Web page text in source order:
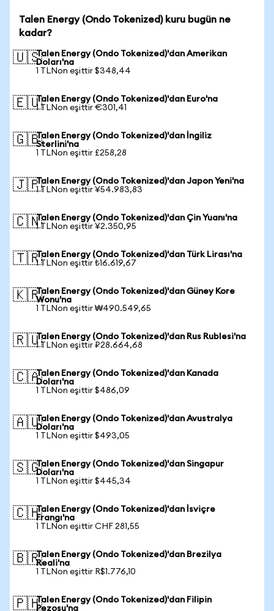
Talen Energy (Ondo Tokenized) kuru bugün ne
kadar?
🇺🇸Talen Energy (Ondo Tokenized)'dan Amerikan
Doları'na
1 TLNon eşittir $348,44
🇪🇺Talen Energy (Ondo Tokenized)'dan Euro'na
1 TLNon eşittir €301,41
🇬🇧Talen Energy (Ondo Tokenized)'dan İngiliz
Sterlini'na
1 TLNon eşittir £258,28
🇯🇵Talen Energy (Ondo Tokenized)'dan Japon Yeni'na
1 TLNon eşittir ¥54.983,83
🇨🇳Talen Energy (Ondo Tokenized)'dan Çin Yuanı'na
1 TLNon eşittir ¥2.350,95
🇹🇷Talen Energy (Ondo Tokenized)'dan Türk Lirası'na
1 TLNon eşittir ₺16.619,67
🇰🇷Talen Energy (Ondo Tokenized)'dan Güney Kore
Wonu'na
1 TLNon eşittir ₩490.549,65
🇷🇺Talen Energy (Ondo Tokenized)'dan Rus Rublesi'na
1 TLNon eşittir ₽28.664,68
🇨🇦Talen Energy (Ondo Tokenized)'dan Kanada
Doları'na
1 TLNon eşittir $486,09
🇦🇺Talen Energy (Ondo Tokenized)'dan Avustralya
Doları'na
1 TLNon eşittir $493,05
🇸🇬Talen Energy (Ondo Tokenized)'dan Singapur
Doları'na
1 TLNon eşittir $445,34
🇨🇭Talen Energy (Ondo Tokenized)'dan İsviçre
Frangı'na
1 TLNon eşittir CHF 281,55
🇧🇷Talen Energy (Ondo Tokenized)'dan Brezilya
Reali'na
1 TLNon eşittir R$1.776,10
🇵🇭Talen Energy (Ondo Tokenized)'dan Filipin
Pezosu'na